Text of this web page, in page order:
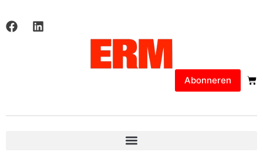
Abonneren